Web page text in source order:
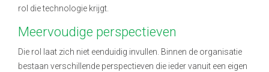
rol die technologie krijgt.
Meervoudige perspectieven
Die rol laat zich niet eenduidig invullen. Binnen de organisatie
bestaan verschillende perspectieven die ieder vanuit een eigen